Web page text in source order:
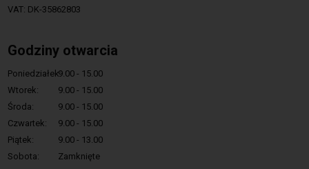
VAT: DK-35862803
Godziny otwarcia
Poniedziałek:9.00 - 15.00
Wtorek:
9.00 - 15.00
Środa:
9.00 - 15.00
Czwartek:
9.00 - 15.00
Piątek:
9.00 - 13.00
Sobota:
Zamknięte